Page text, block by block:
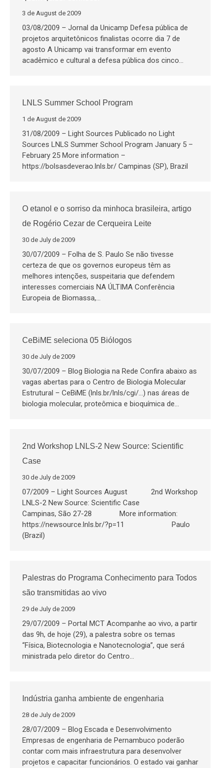
3 de August de 2009
03/08/2009 – Jornal da Unicamp Defesa pública de
projetos arquitetônicos finalistas ocorre dia 7 de
agosto A Unicamp vai transformar em evento
acadêmico e cultural a defesa pública dos cinco…
LNLS Summer School Program
1 de August de 2009
31/08/2009 – Light Sources Publicado no Light
Sources LNLS Summer School Program January 5 –
February 25 More information –
https://bolsasdeverao.lnls.br/ Campinas (SP), Brazil
O etanol e o sorriso da minhoca brasileira, artigo
de Rogério Cezar de Cerqueira Leite
30 de July de 2009
30/07/2009 – Folha de S. Paulo Se não tivesse
certeza de que os governos europeus têm as
melhores intenções, suspeitaria que defendem
interesses comerciais NA ÚLTIMA Conferência
Europeia de Biomassa,…
CeBiME seleciona 05 Biólogos
30 de July de 2009
30/07/2009 – Blog Biologia na Rede Confira abaixo as
vagas abertas para o Centro de Biologia Molecular
Estrutural – CeBiME (lnls.br/lnls/cgi/…) nas áreas de
biologia molecular, proteômica e bioquímica de…
2nd Workshop LNLS-2 New Source: Scientific
Case
30 de July de 2009
07/2009 – Light Sources August 2nd Workshop
LNLS-2 New Source: Scientific Case
Campinas, São 27-28 More information:
https://newsource.lnls.br/?p=11 Paulo
(Brazil)
Palestras do Programa Conhecimento para Todos
são transmitidas ao vivo
29 de July de 2009
29/07/2009 – Portal MCT Acompanhe ao vivo, a partir
das 9h, de hoje (29), a palestra sobre os temas
“Física, Biotecnologia e Nanotecnologia”, que será
ministrada pelo diretor do Centro…
Indústria ganha ambiente de engenharia
28 de July de 2009
28/07/2009 – Blog Escada e Desenvolvimento
Empresas de engenharia de Pernambuco poderão
contar com mais infraestrutura para desenvolver
projetos e capacitar funcionários. O estado vai ganhar